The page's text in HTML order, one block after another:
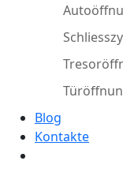
Blog
Kontakte